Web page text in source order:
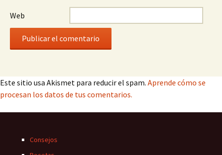
Web
Este sitio usa Akismet para reducir el spam. Aprende cómo se
procesan los datos de tus comentarios.
Consejos